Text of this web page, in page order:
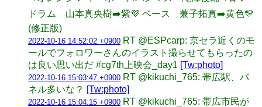
ドラム 山本真央樹➡️紫💜 ベース 兼子拓真➡️黄色💛
(修正版)
2022-10-16 14:52:02 +0900 RT @ESPcarp: 京セラ近くのモ
ールでフォロワーさんのイラスト撮らせてもらったの
は良い思い出だ #cg7th上映会_day1 [Tw:photo]
2022-10-16 15:03:47 +0900 RT @kikuchi_765: 帯広駅、パ
ネル多いな？ [Tw:photo]
2022-10-16 15:04:15 +0900 RT @kikuchi_765: 帯広市民が